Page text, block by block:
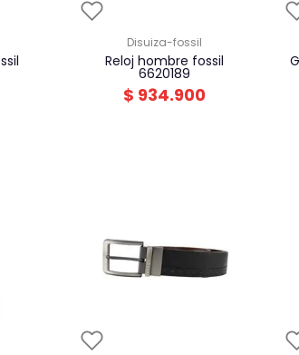
disuiza-fossil
reloj hombre fossil
6620189
$ 934.900
gorra hombre chevignon